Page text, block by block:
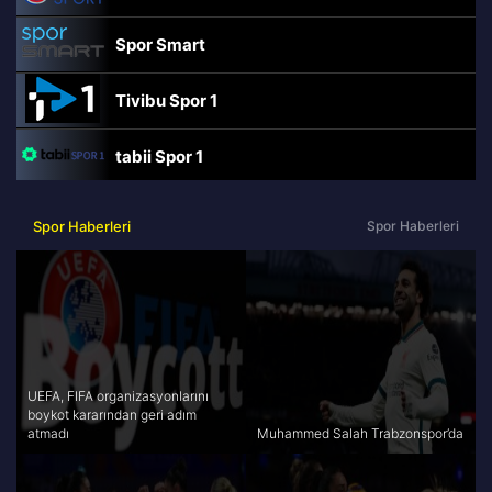
Spor Smart
Tivibu Spor 1
tabii Spor 1
tabii Spor
A Spor
Tivibu Spor
Spor Haberleri Spor Haberleri
UEFA, FIFA organizasyonlarını
boykot kararından geri adım
atmadı
Muhammed Salah Trabzonspor’da